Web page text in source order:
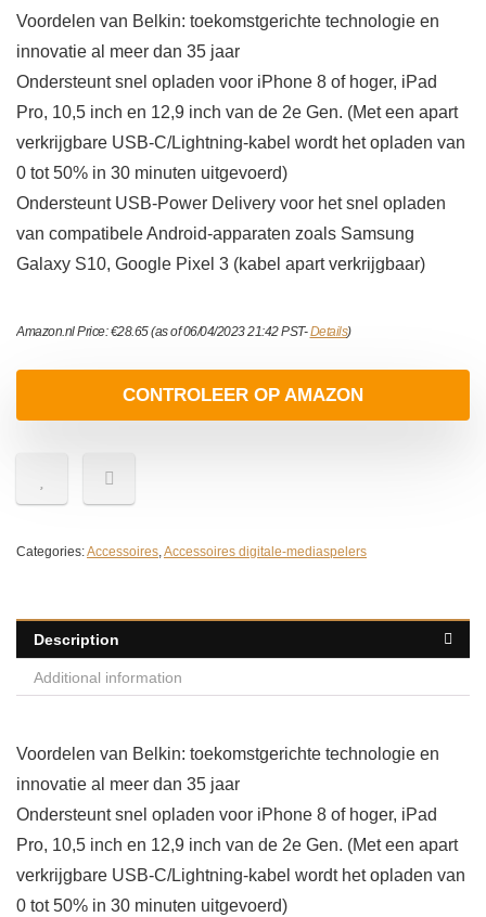
Voordelen van Belkin: toekomstgerichte technologie en
innovatie al meer dan 35 jaar
Ondersteunt snel opladen voor iPhone 8 of hoger, iPad
Pro, 10,5 inch en 12,9 inch van de 2e Gen. (Met een apart
verkrijgbare USB-C/Lightning-kabel wordt het opladen van
0 tot 50% in 30 minuten uitgevoerd)
Ondersteunt USB-Power Delivery voor het snel opladen
van compatibele Android-apparaten zoals Samsung
Galaxy S10, Google Pixel 3 (kabel apart verkrijgbaar)
Amazon.nl Price:€28.65(as of 06/04/2023 21:42 PST-Details)
CONTROLEER OP AMAZON
Categories:Accessoires,Accessoires digitale-mediaspelers
Description
Additional information
Voordelen van Belkin: toekomstgerichte technologie en
innovatie al meer dan 35 jaar
Ondersteunt snel opladen voor iPhone 8 of hoger, iPad
Pro, 10,5 inch en 12,9 inch van de 2e Gen. (Met een apart
verkrijgbare USB-C/Lightning-kabel wordt het opladen van
0 tot 50% in 30 minuten uitgevoerd)